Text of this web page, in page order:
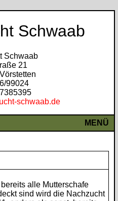
Schwaab
Schwaab
21
99024
schwaab.de
MENÜ
bereits alle Mutterschafe
sind wird die Nachzucht